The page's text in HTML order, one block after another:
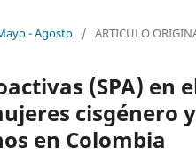
- Agosto / ARTICULO
(SPA) en
cisgénero
en Colombia